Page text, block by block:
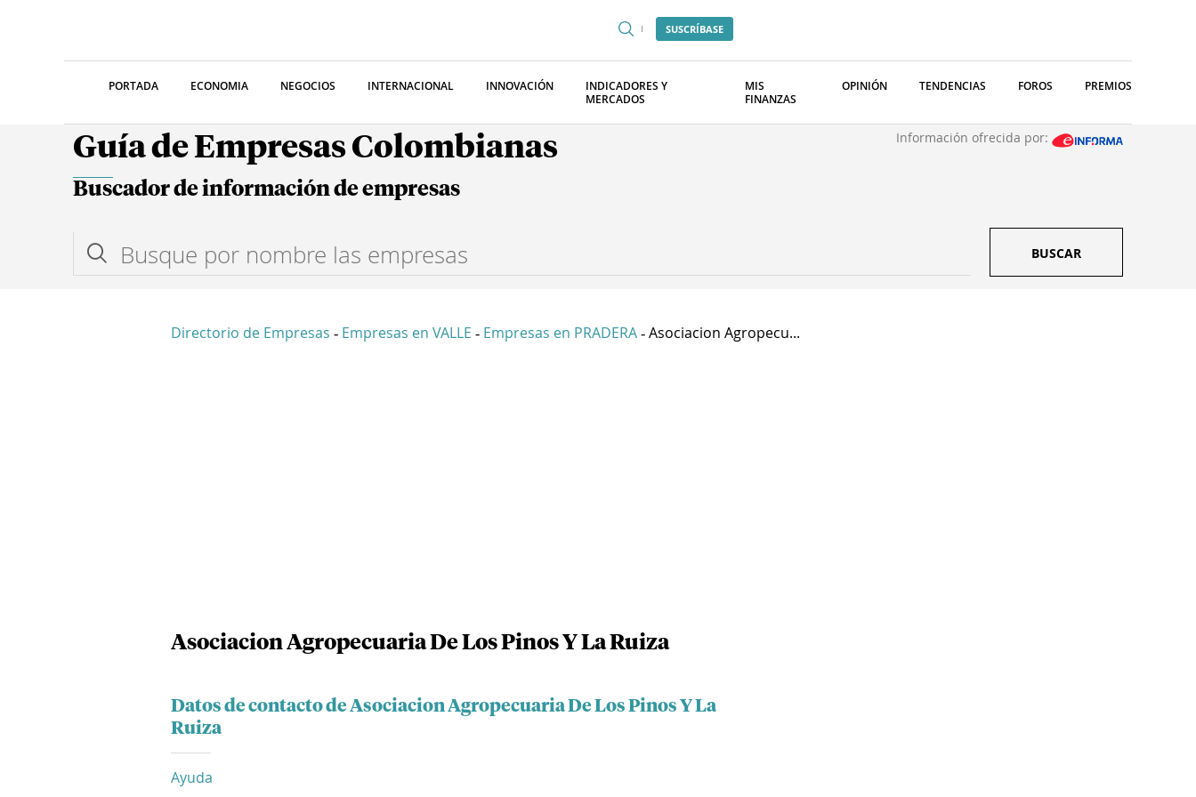
SUSCRÍBASE
PORTADA ECONOMIA NEGOCIOS INTERNACIONAL INNOVACIÓN
INDICADORES Y
MERCADOS
MIS
FINANZAS
OPINIÓN TENDENCIAS FOROS PREMIOS
Guía de Empresas Colombianas Información ofrecida por:
Buscador de información de empresas
BUSCAR
Directorio de Empresas - Empresas en VALLE - Empresas en PRADERA - Asociacion Agropecu...
Asociacion Agropecuaria De Los Pinos Y La Ruiza
Datos de contacto de Asociacion Agropecuaria De Los Pinos Y La
Ruiza
Ayuda